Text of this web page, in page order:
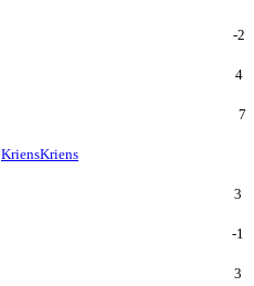
-2
4
7
KriensKriens
3
-1
3